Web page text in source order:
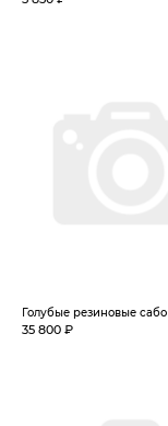
Голубые резиновые сабо
35 800 ₽